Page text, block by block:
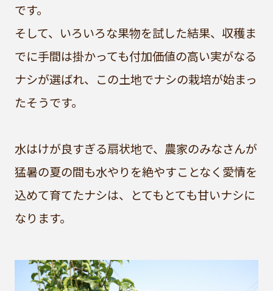
です。
そして、いろいろな果物を試した結果、収穫ま
でに手間は掛かっても付加価値の高い実がなる
ナシが選ばれ、この土地でナシの栽培が始まっ
たそうです。
水はけが良すぎる扇状地で、農家のみなさんが
猛暑の夏の間も水やりを絶やすことなく愛情を
込めて育てたナシは、とてもとても甘いナシに
なります。